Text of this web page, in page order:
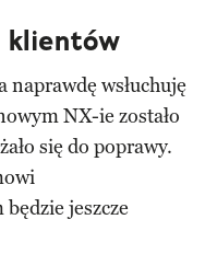
klientów
wsłuchuję
NX-ie zostało
się do poprawy.
jeszcze